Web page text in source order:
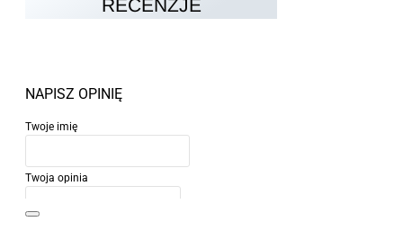
RECENZJE
NAPISZ OPINIĘ
Twoje imię
Twoja opinia